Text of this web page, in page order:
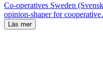
Co-operatives Sweden
opinion-shaper for
Läs mer